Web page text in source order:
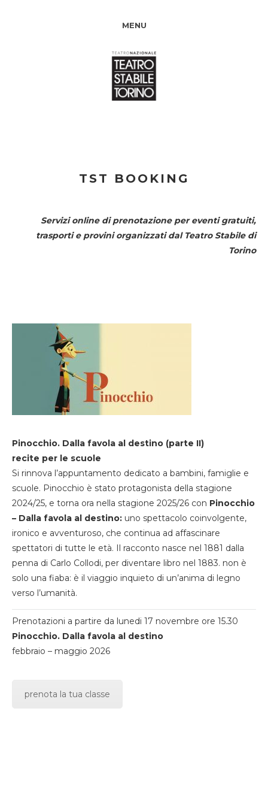
MENU
TST BOOKING
Servizi online di prenotazione per eventi gratuiti,
trasporti e provini organizzati dal Teatro Stabile di
Torino
Pinocchio. Dalla favola al destino (parte II)
recite per le scuole
Si rinnova l’appuntamento dedicato a bambini, famiglie e
scuole. Pinocchio è stato protagonista della stagione
2024/25, e torna ora nella stagione 2025/26 con Pinocchio
– Dalla favola al destino: uno spettacolo coinvolgente,
ironico e avventuroso, che continua ad affascinare
spettatori di tutte le età. Il racconto nasce nel 1881 dalla
penna di Carlo Collodi, per diventare libro nel 1883. non è
solo una fiaba: è il viaggio inquieto di un’anima di legno
verso l’umanità.
Prenotazioni a partire da lunedi 17 novembre ore 15.30
Pinocchio. Dalla favola al destino
febbraio – maggio 2026
prenota la tua classe